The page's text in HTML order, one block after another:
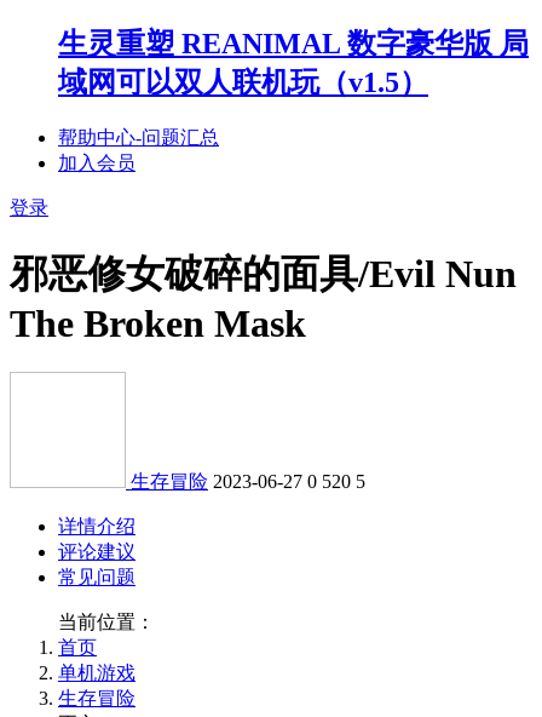
生灵重塑 REANIMAL 数字豪华版 局
域网可以双人联机玩（v1.5）
帮助中心-问题汇总
加入会员
登录
邪恶修女破碎的面具/Evil Nun
The Broken Mask
生存冒险 2023-06-27 0 520 5
详情介绍
评论建议
常见问题
当前位置：
首页
单机游戏
生存冒险